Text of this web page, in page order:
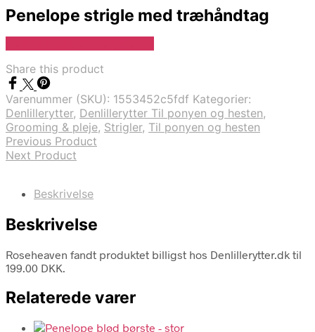
Penelope strigle med træhåndtag
Share this product
Varenummer (SKU): 1553452c5fdf Kategorier:
Denlillerytter, Denlillerytter Til ponyen og hesten,
Grooming & pleje, Strigler, Til ponyen og hesten
Previous Product
Next Product
Beskrivelse
Beskrivelse
Roseheaven fandt produktet billigst hos Denlillerytter.dk til
199.00 DKK.
Relaterede varer